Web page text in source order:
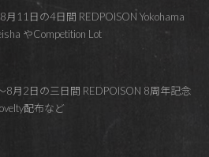
11日の4日間 REDPOISON Yokohama
やCompetition Lot
月2日の三日間 REDPOISON 8周年記念
配布など